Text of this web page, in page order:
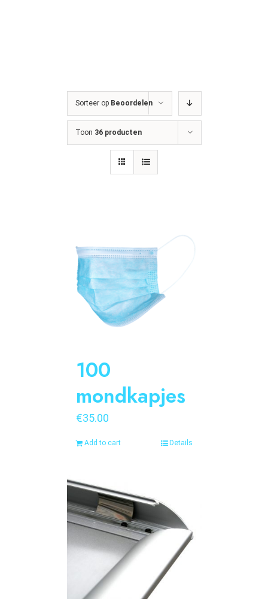
Sorteer op Beoordelen
Toon 36 producten
100
mondkapjes
€35.00
Add to cart Details